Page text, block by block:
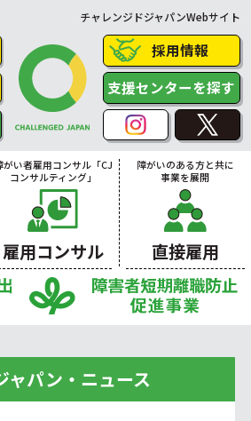
チャレンジドジャパンWebサイト
採用情報
支援センターを探す
がい者雇用コンサル「CJ
コンサルティング」
雇用コンサル
障がいのある方と共に
事業を展開
直接雇用
ャパン・ニュース